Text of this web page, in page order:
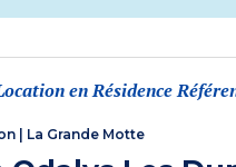
en Résidence
La Grande Motte